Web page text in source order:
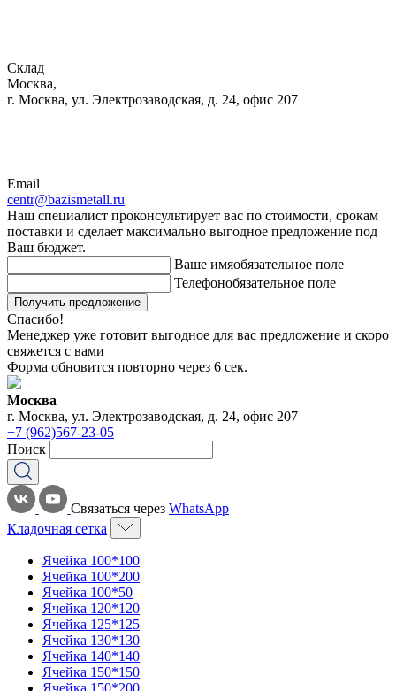
Склад
Москва,
г. Москва, ул. Электрозаводская, д. 24, офис 207
Email
centr@bazismetall.ru
Наш специалист проконсультирует вас по стоимости, срокам
поставки и сделает максимально выгодное предложение под
Ваш бюджет.
Ваше имяобязательное поле
Телефонобязательное поле
Получить предложение
Спасибо!
Менеджер уже готовит выгодное для вас предложение и скоро
свяжется с вами
Форма обновится повторно через 6 сек.
Москва
г. Москва, ул. Электрозаводская, д. 24, офис 207
+7 (962)567-23-05
Поиск
Связаться через WhatsApp
Кладочная сетка
Ячейка 100*100
Ячейка 100*200
Ячейка 100*50
Ячейка 120*120
Ячейка 125*125
Ячейка 130*130
Ячейка 140*140
Ячейка 150*150
Ячейка 150*200